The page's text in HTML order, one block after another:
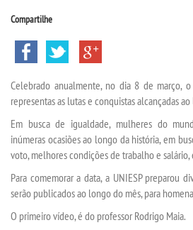
SEGUNDA GRADUAÇÃO
MATRÍCULA
Compartilhe
Celebrado anualmente, no dia 8 de março,
representas as lutas e conquistas alcançadas
Em busca de igualdade, mulheres do
inúmeras ocasiões ao longo da história, em
voto, melhores condições de trabalho e salário,
Para comemorar a data, a UNIESP preparou
serão publicados ao longo do mês, para
O primeiro vídeo, é do professor Rodrigo Maia.